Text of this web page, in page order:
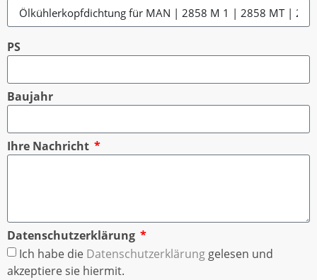
PS
Baujahr
Ihre Nachricht
Datenschutzerklärung
Ich habe die Datenschutzerklärung gelesen und
akzeptiere sie hiermit.